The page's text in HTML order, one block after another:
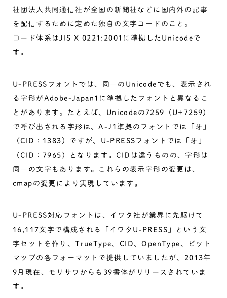
社団法人共同通信社が全国の新聞社などに国内外の記事
を配信するために定めた独自の文字コードのこと。
コード体系はJIS X 0221:2001に準拠したUnicodeで
す。
U-PRESSフォントでは、同一のUnicodeでも、表示され
る字形がAdobe-Japan1に準拠したフォントと異なるこ
とがあります。たとえば、Unicodeの7259（U+7259）
で呼び出される字形は、A-J1準拠のフォントでは「牙」
（CID：1383）ですが、U-PRESSフォントでは「牙」
（CID：7965）となります。CIDは違うものの、字形は
同一の文字もあります。これらの表示字形の変更は、
cmapの変更により実現しています。
U-PRESS対応フォントは、イワタ社が業界に先駆けて
16,117文字で構成される「イワタU-PRESS」という文
字セットを作り、TrueType、CID、OpenType、ビット
マップの各フォーマットで提供していましたが、2013年
9月現在、モリサワからも39書体がリリースされていま
す。